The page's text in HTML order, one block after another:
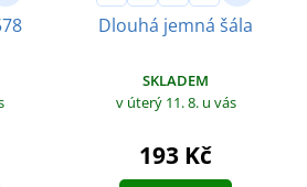
Dlouhá jemná šála
SKLADEM
v úterý 11. 8. u vás
193 Kč